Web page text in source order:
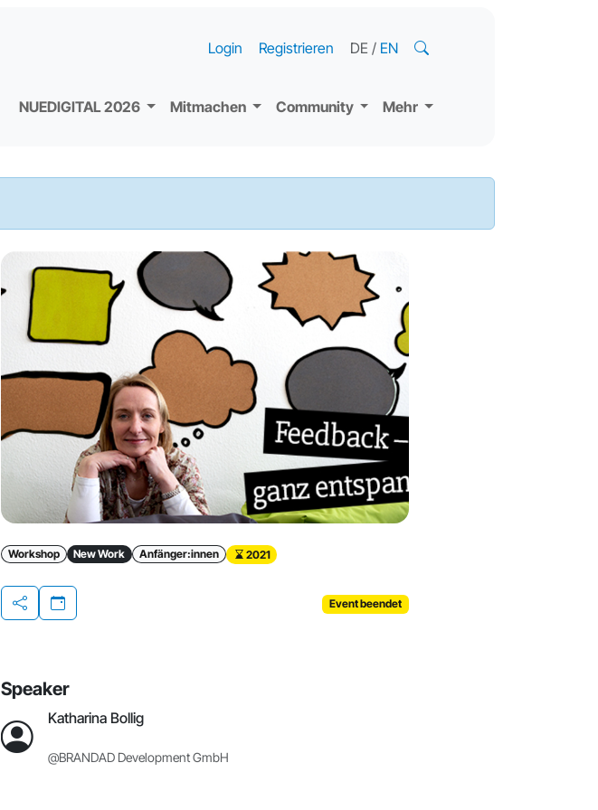
NUEDIGITAL 2026 Mitmachen Community Mehr
Login Registrieren DE / EN
Workshop New Work Anfänger:innen 2021
Teilen
Event beendet
Speaker
Katharina Bollig
@BRANDAD Development GmbH